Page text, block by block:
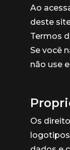
Ao
deste
Termos
Se você
não use
Os